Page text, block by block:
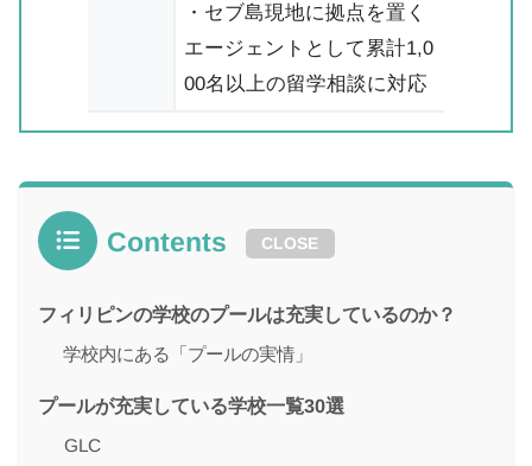
・セブ島現地に拠点を置く
エージェントとして累計1,0
00名以上の留学相談に対応
Contents CLOSE
フィリピンの学校のプールは充実しているのか？
学校内にある「プールの実情」
プールが充実している学校一覧30選
GLC